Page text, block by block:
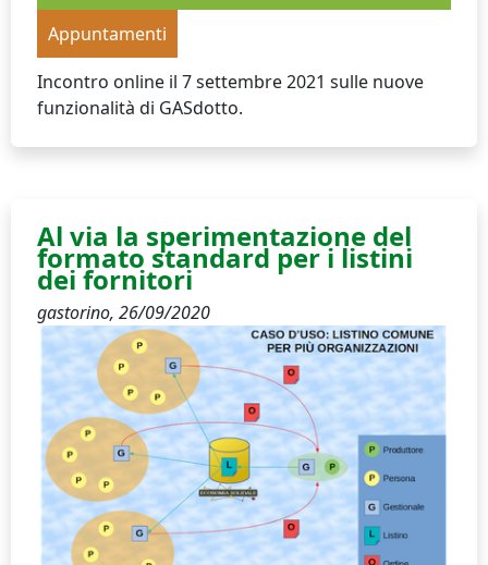
Appuntamenti
Incontro online il 7 settembre 2021 sulle nuove
funzionalità di GASdotto.
Al via la sperimentazione del
formato standard per i listini
dei fornitori
gastorino, 26/09/2020